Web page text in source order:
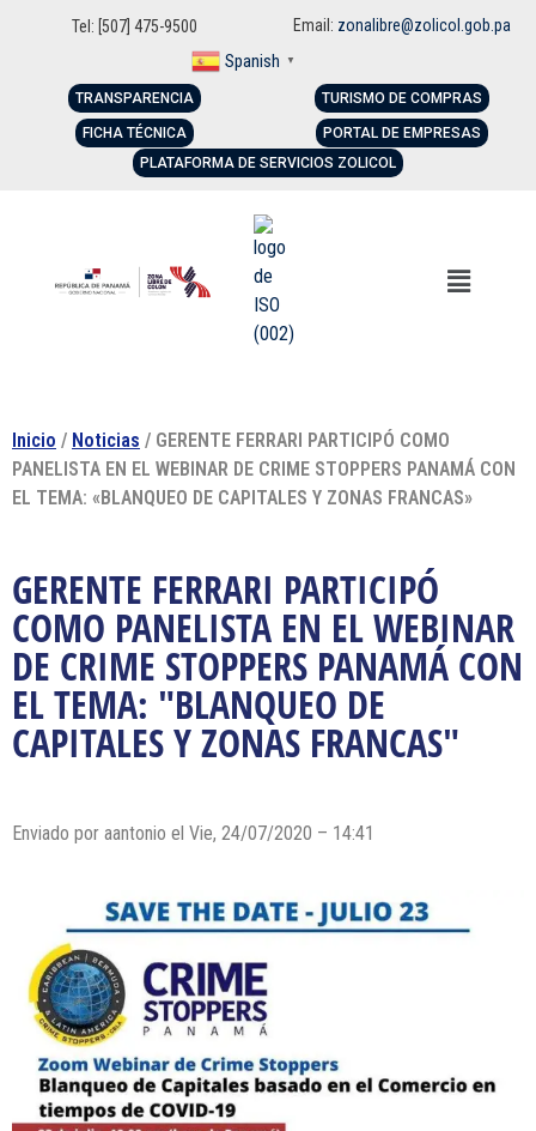
Tel: [507] 475-9500 Email: zonalibre@zolicol.gob.pa
Spanish ▼
TRANSPARENCIA
FICHA TÉCNICA
TURISMO DE COMPRAS
PORTAL DE EMPRESAS
PLATAFORMA DE SERVICIOS ZOLICOL
Inicio / Noticias / GERENTE FERRARI PARTICIPÓ COMO
PANELISTA EN EL WEBINAR DE CRIME STOPPERS PANAMÁ CON
EL TEMA: «BLANQUEO DE CAPITALES Y ZONAS FRANCAS»
GERENTE FERRARI PARTICIPÓ
COMO PANELISTA EN EL WEBINAR
DE CRIME STOPPERS PANAMÁ CON
EL TEMA: "BLANQUEO DE
CAPITALES Y ZONAS FRANCAS"
Enviado por aantonio el Vie, 24/07/2020 – 14:41